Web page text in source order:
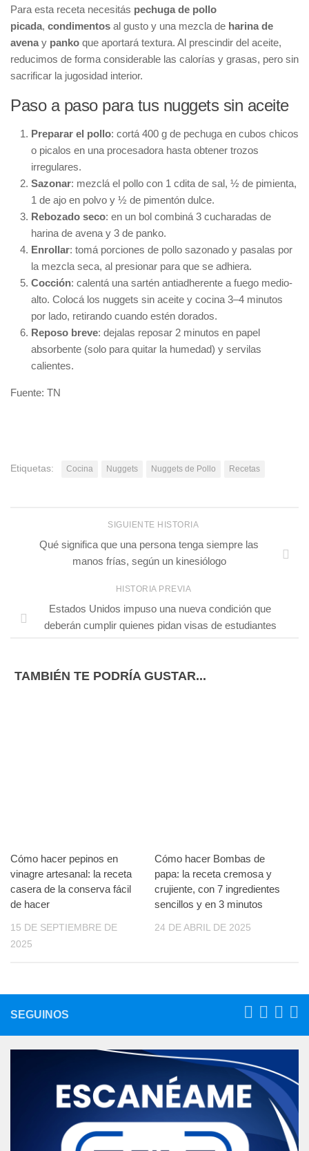
Para esta receta necesitás pechuga de pollo
picada, condimentos al gusto y una mezcla de harina de
avena y panko que aportará textura. Al prescindir del aceite,
reducimos de forma considerable las calorías y grasas, pero sin
sacrificar la jugosidad interior.
Paso a paso para tus nuggets sin aceite
Preparar el pollo: cortá 400 g de pechuga en cubos chicos
o picalos en una procesadora hasta obtener trozos
irregulares.
Sazonar: mezclá el pollo con 1 cdita de sal, ½ de pimienta,
1 de ajo en polvo y ½ de pimentón dulce.
Rebozado seco: en un bol combiná 3 cucharadas de
harina de avena y 3 de panko.
Enrollar: tomá porciones de pollo sazonado y pasalas por
la mezcla seca, al presionar para que se adhiera.
Cocción: calentá una sartén antiadherente a fuego medio-
alto. Colocá los nuggets sin aceite y cocina 3–4 minutos
por lado, retirando cuando estén dorados.
Reposo breve: dejalas reposar 2 minutos en papel
absorbente (solo para quitar la humedad) y servilas
calientes.
Fuente: TN
Etiquetas: Cocina Nuggets Nuggets de Pollo Recetas
SIGUIENTE HISTORIA
Qué significa que una persona tenga siempre las
manos frías, según un kinesiólogo
HISTORIA PREVIA
Estados Unidos impuso una nueva condición que
deberán cumplir quienes pidan visas de estudiantes
TAMBIÉN TE PODRÍA GUSTAR...
Cómo hacer pepinos en
vinagre artesanal: la receta
casera de la conserva fácil
de hacer
15 DE SEPTIEMBRE DE
2025
Cómo hacer Bombas de
papa: la receta cremosa y
crujiente, con 7 ingredientes
sencillos y en 3 minutos
24 DE ABRIL DE 2025
SEGUINOS